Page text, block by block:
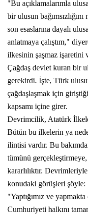
"Bu açıklamalarımla
bir ulusun
son esaslarına dayalı
anlatmaya çalıştım,"
ilkesinin şaşmaz işaretini
Çağdaş devlet kuran bir
gerekirdi. İşte, Türk
çağdaşlaşmak için
kapsamı içine girer.
Devrimcilik, Atatürk
Bütün bu ilkelerin ya
ilintisi vardır. Bu
tümünü
kararlılıktır.
konudaki görüşleri şöyle:
"Yaptığımız ve
Cumhuriyeti halkını